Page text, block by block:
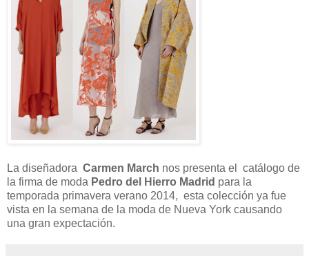
La diseñadora Carmen March nos presenta el catálogo de
la firma de moda Pedro del Hierro Madrid para la
temporada primavera verano 2014, esta colección ya fue
vista en la semana de la moda de Nueva York causando
una gran expectación.